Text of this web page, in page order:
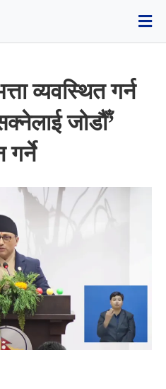
व्यवस्थित गर्न
जोडौँ’